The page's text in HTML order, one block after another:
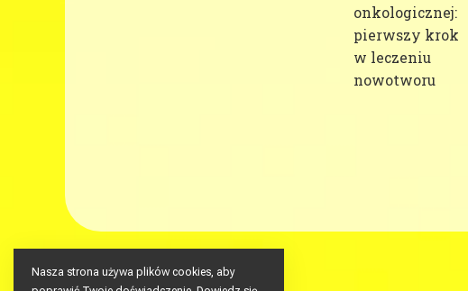
onkologicznej:
pierwszy krok
w leczeniu
nowotworu
Nasza strona używa plików cookies, aby